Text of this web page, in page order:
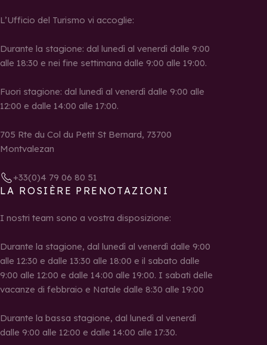
L’Ufficio del Turismo vi accoglie:
Durante la stagione: dal lunedì al venerdì dalle 9:00
alle 18:30 e nei fine settimana dalle 9:00 alle 19:00.
Fuori stagione: dal lunedì al venerdì dalle 9:00 alle
12:00 e dalle 14:00 alle 17:00.
705 Rte du Col du Petit St Bernard, 73700
Montvalezan
+33(0)4 79 06 80 51
LA ROSIÈRE PRENOTAZIONI
I nostri team sono a vostra disposizione:
Durante la stagione, dal lunedì al venerdì dalle 9:00
alle 12:30 e dalle 13:30 alle 18:00 e il sabato dalle
9:00 alle 12:00 e dalle 14:00 alle 19:00. I sabati delle
vacanze di febbraio e Natale dalle 8:30 alle 19:00
Durante la bassa stagione, dal lunedì al venerdì
dalle 9:00 alle 12:00 e dalle 14:00 alle 17:30.